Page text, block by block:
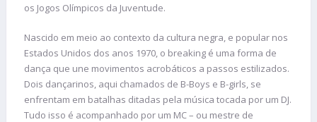
os Jogos Olímpicos da Juventude.
Nascido em meio ao contexto da cultura negra, e popular nos
Estados Unidos dos anos 1970, o breaking é uma forma de
dança que une movimentos acrobáticos a passos estilizados.
Dois dançarinos, aqui chamados de B-Boys e B-girls, se
enfrentam em batalhas ditadas pela música tocada por um DJ.
Tudo isso é acompanhado por um MC – ou mestre de